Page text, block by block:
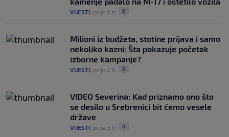
VIJESTI prije 2 h 0
Milioni iz budžeta, stotine prijava i samo
nekoliko kazni: Šta pokazuje početak
izborne kampanje?
VIJESTI prije 2 h 0
VIDEO Severina: Kad priznamo ono što
se desilo u Srebrenici bit ćemo vesele
države
VIJESTI prije 3 h 0